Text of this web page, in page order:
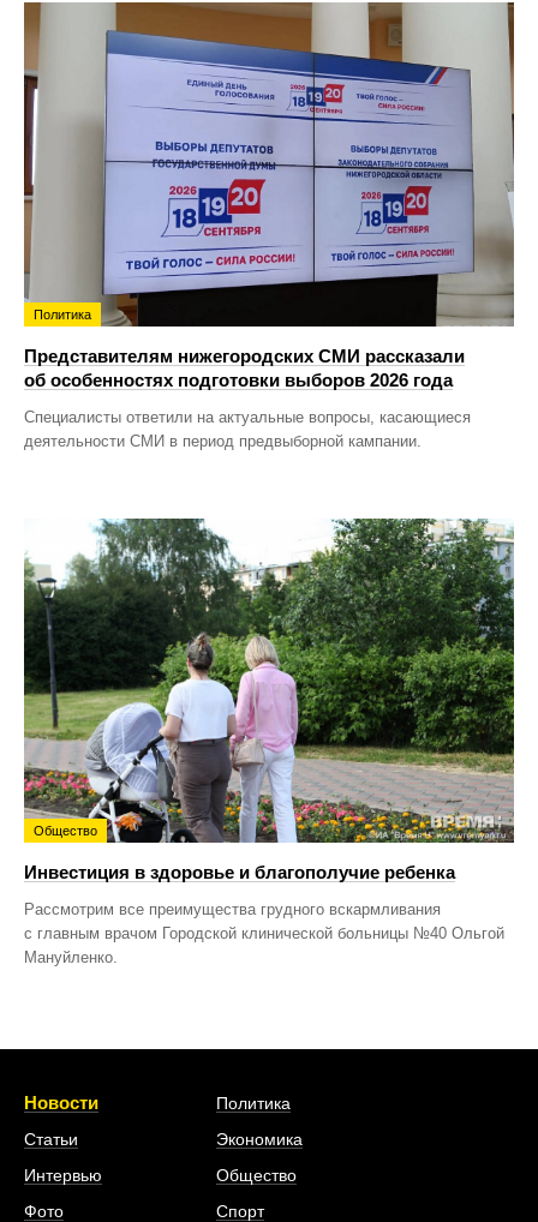
Политика
Представителям нижегородских СМИ рассказали
об особенностях подготовки выборов 2026 года
Специалисты ответили на актуальные вопросы, касающиеся
деятельности СМИ в период предвыборной кампании.
Общество
Инвестиция в здоровье и благополучие ребенка
Рассмотрим все преимущества грудного вскармливания
с главным врачом Городской клинической больницы №40 Ольгой
Мануйленко.
Новости
Статьи
Интервью
Фото
Политика
Экономика
Общество
Спорт